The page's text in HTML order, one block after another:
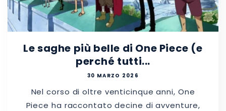
Le saghe più belle di One Piece (e
perché tutti...
30 MARZO 2026
Nel corso di oltre venticinque anni, One
Piece ha raccontato decine di avventure,